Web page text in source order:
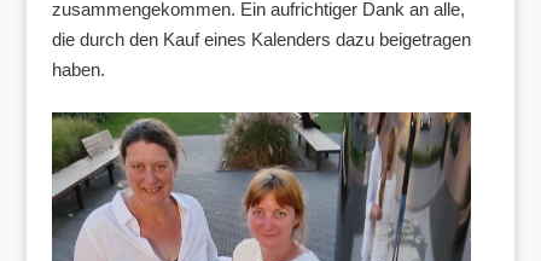
zusammengekommen. Ein aufrichtiger Dank an alle,
die durch den Kauf eines Kalenders dazu beigetragen
haben.